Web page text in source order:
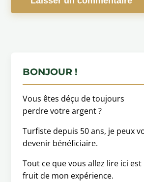
BONJOUR !
Vous êtes déçu de toujours
perdre votre argent ?
Turfiste depuis 50 ans, je peux
devenir bénéficiaire.
Tout ce que vous allez lire ici
fruit de mon expérience.